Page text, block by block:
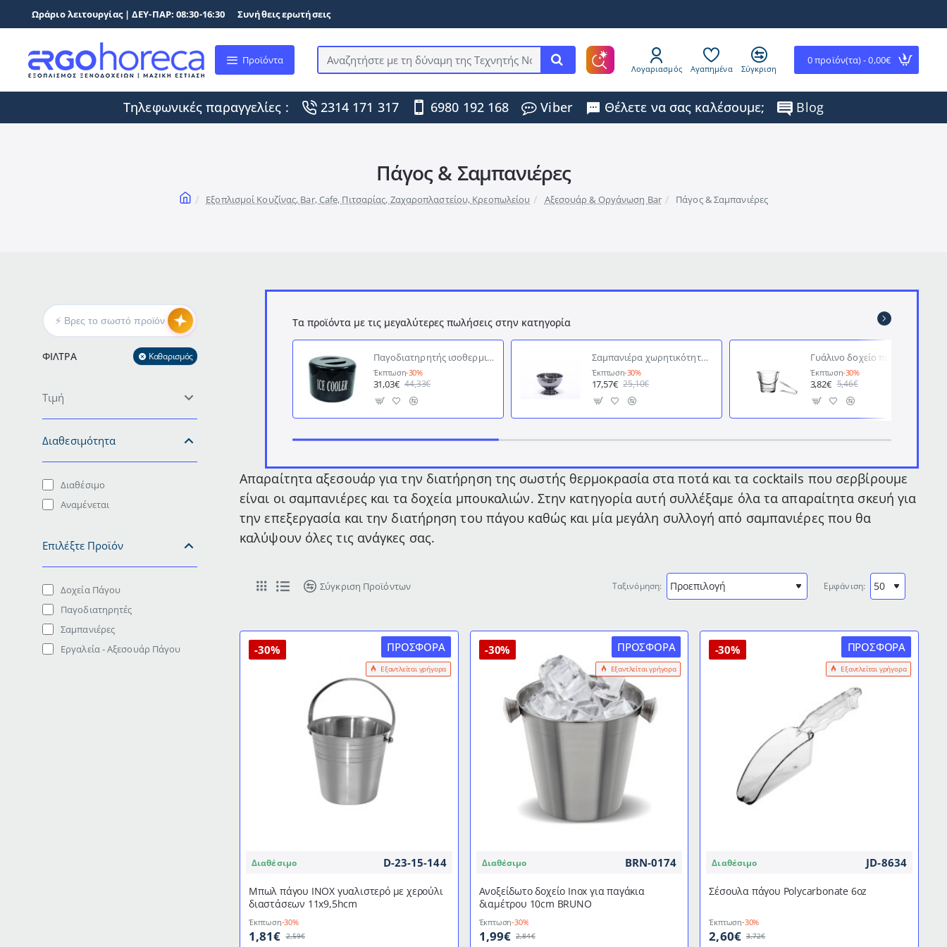
Ωράριο λειτουργίας | ΔΕΥ-ΠΑΡ: 08:30-16:30 Συνήθεις ερωτήσεις
Προϊόντα
Αναζητήστε
τη
δύναμη
της
Λογαριασμός Αγαπημένα Σύγκριση
0 προϊόν(τα) - 0,00€
Τηλεφωνικές παραγγελίες : 2314 171 317 6980 192 168 Viber Θέλετε να σας καλέσουμε; Blog
Πάγος & Σαμπανιέρες
homeΕξοπλισμοί Κουζίνας, Bar, Cafe, Πιτσαρίας, Ζαχαροπλαστείου, Κρεοπωλείου Αξεσουάρ & Οργάνωση Bar Πάγος & Σαμπανιέρες
ΦΊΛΤΡΑ Καθαρισμός
Τιμή
Διαθεσιμότητα
Διαθέσιμο
Αναμένεται
Επιλέξτε Προϊόν
Δοχεία Πάγου
Παγοδιατηρητές
Σαμπανιέρες
Εργαλεία - Αξεσουάρ Πάγου
Τα προϊόντα με τις μεγαλύτερες πωλήσεις στην κατηγορία
Παγοδιατηρητής ισοθερμικός πλαστικός μαύρος χωρητικότητας 10lit
Έκπτωση-30%
31,03€ 44,33€
Σαμπανιέρα χωρητικότητας 4 φιαλών με διαστάσεις Ø40x25cm από ανοξείδωτο υλικό
Έκπτωση-30%
17,57€ 25,10€
Έκπτωση-30%
3,82€ 5,46€
Απαραίτητα αξεσουάρ για την διατήρηση της σωστής θερμοκρασία στα ποτά και τα cocktails που σερβίρουμε
είναι οι σαμπανιέρες και τα δοχεία μπουκαλιών. Στην κατηγορία αυτή συλλέξαμε όλα τα απαραίτητα σκευή για
την επεξεργασία και την διατήρηση του πάγου καθώς και μία μεγάλη συλλογή από σαμπανιέρες που θα
καλύψουν όλες τις ανάγκες σας.
Σύγκριση Προϊόντων Ταξινόμηση: Εμφάνιση:
ΠΡΟΣΦΟΡΆ
Εξαντλείται γρήγορα
-30%
Διαθέσιμο D-23-15-144
Μπωλ πάγου INOX γυαλιστερό με χερούλι
διαστάσεων 11x9,5hcm
Έκπτωση-30%
1,81€ 2,59€
ΠΡΟΣΦΟΡΆ
Εξαντλείται γρήγορα
-30%
Διαθέσιμο BRN-0174
Ανοξείδωτο δοχείο Inox για παγάκια
διαμέτρου 10cm BRUNO
Έκπτωση-30%
1,99€ 2,84€
ΠΡΟΣΦΟΡΆ
Εξαντλείται γρήγορα
-30%
Διαθέσιμο JD-8634
Σέσουλα πάγου Polycarbonate 6oz
Έκπτωση-30%
2,60€ 3,72€